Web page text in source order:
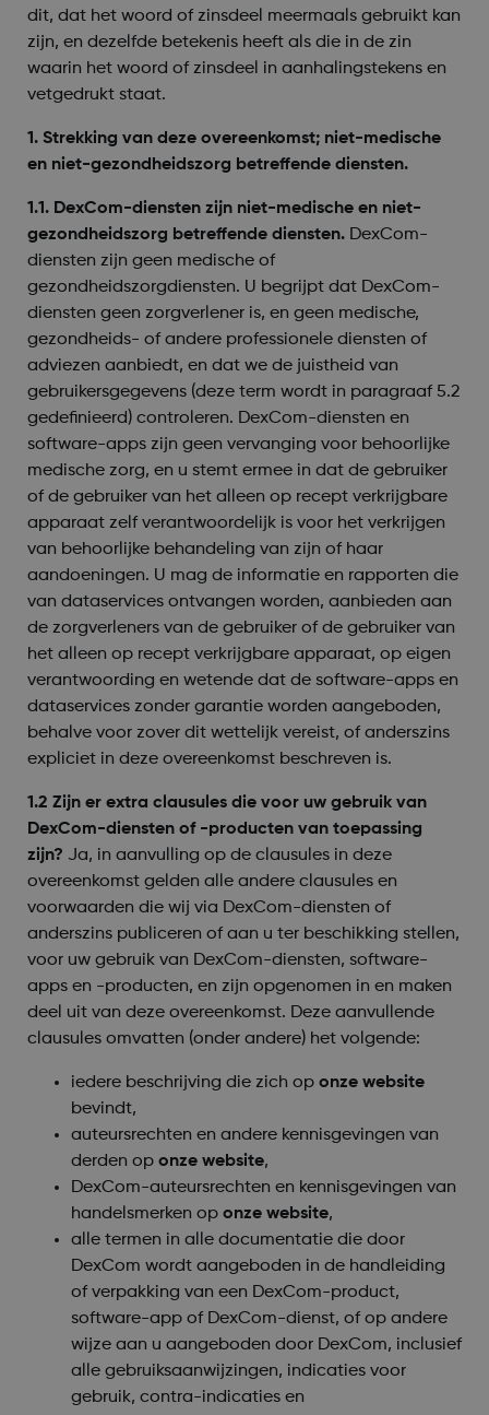
dit, dat het woord of zinsdeel meermaals gebruikt kan
zijn, en dezelfde betekenis heeft als die in de zin
waarin het woord of zinsdeel in aanhalingstekens en
vetgedrukt staat.
1. Strekking van deze overeenkomst; niet-medische
en niet-gezondheidszorg betreffende diensten.
1.1. DexCom-diensten zijn niet-medische en niet-
gezondheidszorg betreffende diensten. DexCom-
diensten zijn geen medische of
gezondheidszorgdiensten. U begrijpt dat DexCom-
diensten geen zorgverlener is, en geen medische,
gezondheids- of andere professionele diensten of
adviezen aanbiedt, en dat we de juistheid van
gebruikersgegevens (deze term wordt in paragraaf 5.2
gedefinieerd) controleren. DexCom-diensten en
software-apps zijn geen vervanging voor behoorlijke
medische zorg, en u stemt ermee in dat de gebruiker
of de gebruiker van het alleen op recept verkrijgbare
apparaat zelf verantwoordelijk is voor het verkrijgen
van behoorlijke behandeling van zijn of haar
aandoeningen. U mag de informatie en rapporten die
van dataservices ontvangen worden, aanbieden aan
de zorgverleners van de gebruiker of de gebruiker van
het alleen op recept verkrijgbare apparaat, op eigen
verantwoording en wetende dat de software-apps en
dataservices zonder garantie worden aangeboden,
behalve voor zover dit wettelijk vereist, of anderszins
expliciet in deze overeenkomst beschreven is.
1.2 Zijn er extra clausules die voor uw gebruik van
DexCom-diensten of -producten van toepassing
zijn? Ja, in aanvulling op de clausules in deze
overeenkomst gelden alle andere clausules en
voorwaarden die wij via DexCom-diensten of
anderszins publiceren of aan u ter beschikking stellen,
voor uw gebruik van DexCom-diensten, software-
apps en -producten, en zijn opgenomen in en maken
deel uit van deze overeenkomst. Deze aanvullende
clausules omvatten (onder andere) het volgende:
iedere beschrijving die zich op onze website
bevindt,
auteursrechten en andere kennisgevingen van
derden op onze website,
DexCom-auteursrechten en kennisgevingen van
handelsmerken op onze website,
alle termen in alle documentatie die door
DexCom wordt aangeboden in de handleiding
of verpakking van een DexCom-product,
software-app of DexCom-dienst, of op andere
wijze aan u aangeboden door DexCom, inclusief
alle gebruiksaanwijzingen, indicaties voor
gebruik, contra-indicaties en